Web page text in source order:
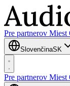
Pre partnerov Miest
SlovenčinaSK
Pre partnerov Miest